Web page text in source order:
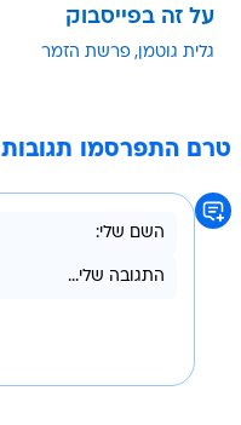
על זה בפייסבוק
גלית גוטמן פרשת הזמר
טרם התפרסמו תגובות